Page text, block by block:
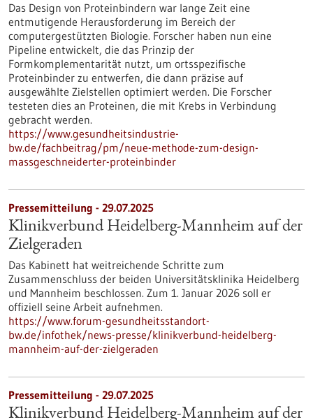
Das Design von Proteinbindern war lange Zeit eine
entmutigende Herausforderung im Bereich der
computergestützten Biologie. Forscher haben nun eine
Pipeline entwickelt, die das Prinzip der
Formkomplementarität nutzt, um ortsspezifische
Proteinbinder zu entwerfen, die dann präzise auf
ausgewählte Zielstellen optimiert werden. Die Forscher
testeten dies an Proteinen, die mit Krebs in Verbindung
gebracht werden.
https://www.gesundheitsindustrie-
bw.de/fachbeitrag/pm/neue-methode-zum-design-
massgeschneiderter-proteinbinder
Pressemitteilung - 29.07.2025
Klinikverbund Heidelberg-Mannheim auf der
Zielgeraden
Das Kabinett hat weitreichende Schritte zum
Zusammenschluss der beiden Universitätsklinika Heidelberg
und Mannheim beschlossen. Zum 1. Januar 2026 soll er
offiziell seine Arbeit aufnehmen.
https://www.forum-gesundheitsstandort-
bw.de/infothek/news-presse/klinikverbund-heidelberg-
mannheim-auf-der-zielgeraden
Pressemitteilung - 29.07.2025
Klinikverbund Heidelberg-Mannheim auf der